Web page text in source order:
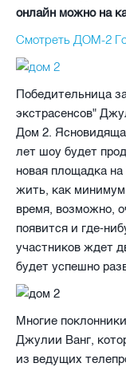
онлайн можно на
Смотреть ДОМ-2
Победительница
экстрасенсов"
Дом 2.
лет шоу будет
новая площадка
жить, как
время, возможно,
появится и где-
участников ждет
будет успешно
Многие
Джулии Ванг,
из ведущих